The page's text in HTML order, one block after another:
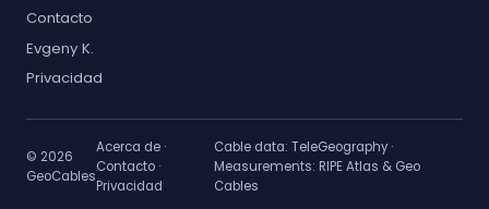
Contacto
Evgeny K.
Privacidad
© 2026
GeoCables
Acerca de ·
Contacto ·
Privacidad
Cable data:TeleGeography ·
Measurements: RIPE Atlas & Geo
Cables